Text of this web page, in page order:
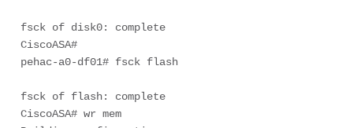
fsck of disk0: complete
CiscoASA#
pehac-a0-df01# fsck flash
fsck of flash: complete
CiscoASA# wr mem